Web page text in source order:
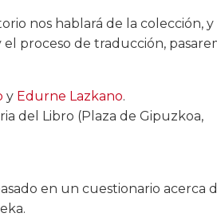
nos hablará de la colección, y
proceso de traducción,
y Edurne Lazkano.
del Libro (Plaza de Gipuzkoa,
en un cuestionario acerca